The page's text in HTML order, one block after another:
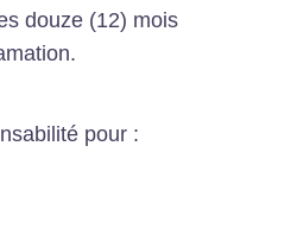
douze (12) mois
pour :